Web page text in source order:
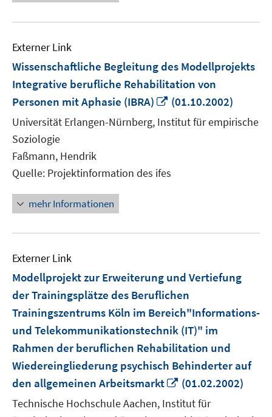
Externer Link
Wissenschaftliche Begleitung des Modellprojekts
Integrative berufliche Rehabilitation von
Personen mit Aphasie (IBRA)
In
neuem
Fenster
(01.10.2002)
Universität Erlangen-Nürnberg, Institut für empirische
Soziologie
Faßmann, Hendrik
Quelle: Projektinformation des ifes
mehr Informationen
Externer Link
Modellprojekt zur Erweiterung und Vertiefung
der Trainingsplätze des Beruflichen
Trainingszentrums Köln im Bereich"Informations-
und Telekommunikationstechnik (IT)" im
Rahmen der beruflichen Rehabilitation und
Wiedereingliederung psychisch Behinderter auf
den allgemeinen Arbeitsmarkt
In
neuem
Fenster
(01.02.2002)
Technische Hochschule Aachen, Institut für